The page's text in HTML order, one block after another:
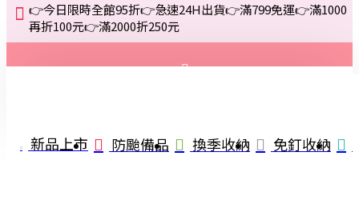
👉今日限時全館95折👉急速24H出貨👉滿799免運👉滿1000
再折100元👉滿2000折250元
註冊
新品上市 防颱備品 換季收納 免釘收納